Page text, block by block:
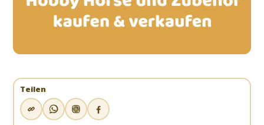
Teilen